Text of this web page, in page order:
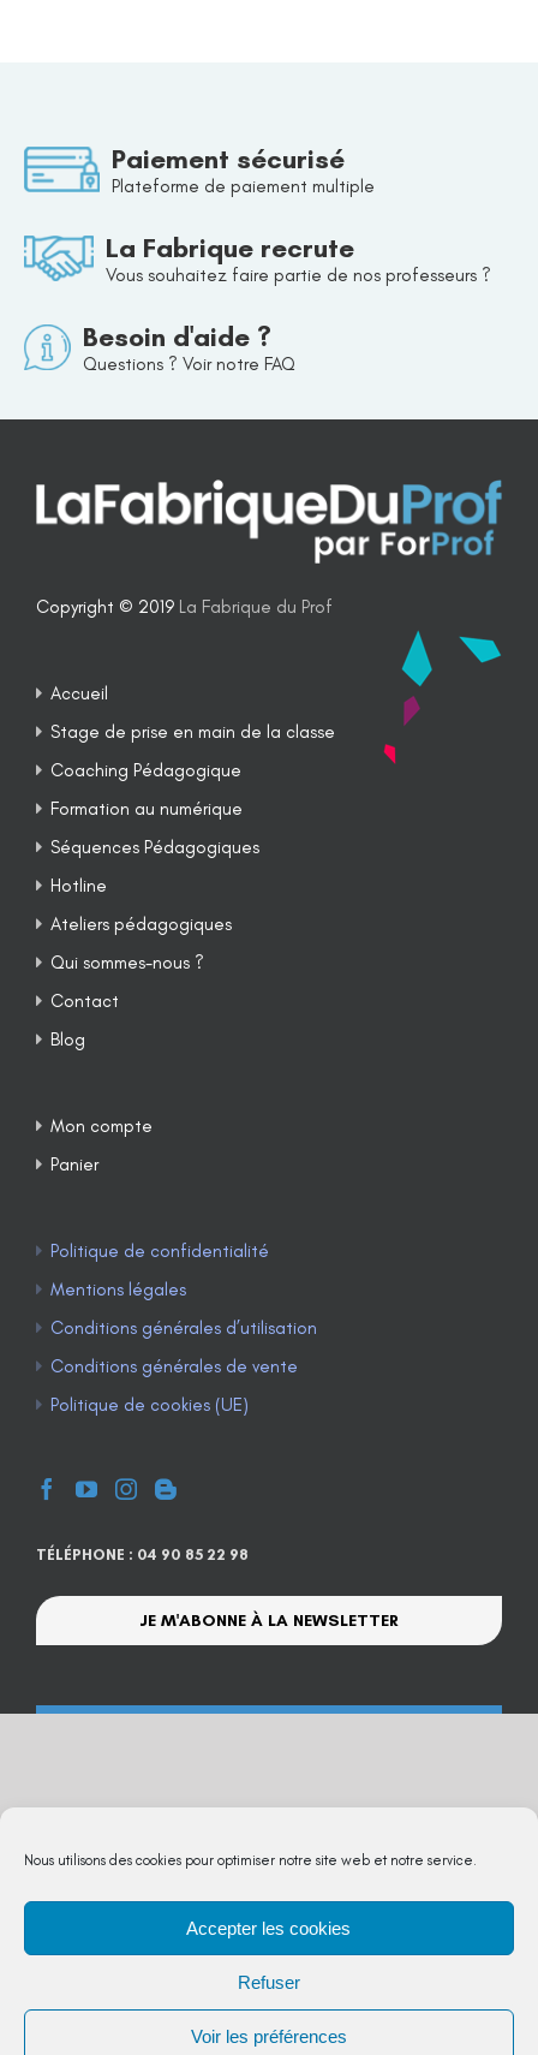
Nous utilisons des cookies pour optimiser notre site web et notre service.
Accepter les cookies
Refuser
Voir les préférences
Paiement sécurisé
Plateforme de paiement multiple
La Fabrique recrute
Vous souhaitez faire partie de nos professeurs ?
Besoin d'aide ?
Questions ? Voir notre FAQ
Copyright © 2019 La Fabrique du Prof
Accueil
Stage de prise en main de la classe
Coaching Pédagogique
Formation au numérique
Séquences Pédagogiques
Hotline
Ateliers pédagogiques
Qui sommes-nous ?
Contact
Blog
Mon compte
Panier
Politique de confidentialité
Mentions légales
Conditions générales d’utilisation
Conditions générales de vente
Politique de cookies (UE)
TÉLÉPHONE : 04 90 85 22 98
JE M'ABONNE À LA NEWSLETTER